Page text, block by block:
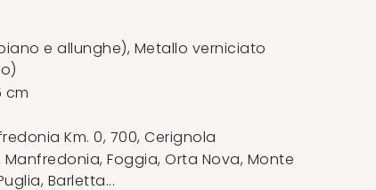
e allunghe), Metallo verniciato
cm
Km. 0, 700, Cerignola
Foggia, Orta Nova, Monte
Barletta...